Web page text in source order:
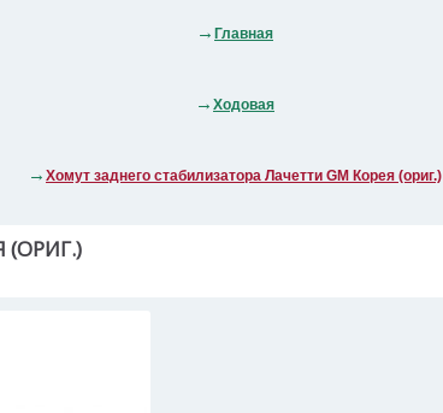
Главная
Ходовая
Хомут заднего стабилизатора Лачетти GM Корея (ориг.)
(ОРИГ.)